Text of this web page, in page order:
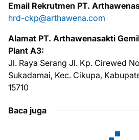
Email Rekrutmen PT.
hrd-ckp@arthawena.com
Alamat PT. Arthawenasakti
Plant A3:
Jl. Raya Serang Jl. Kp. Cirewed
Sukadamai, Kec. Cikupa,
15710
Baca juga